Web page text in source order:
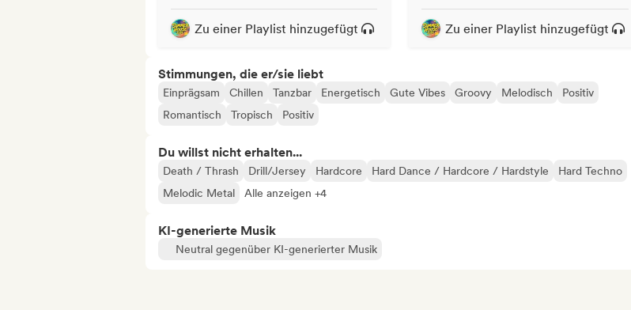
Zu einer Playlist hinzugefügt Zu einer Playlist hinzugefügt
Stimmungen, die er/sie liebt
Einprägsam Chillen Tanzbar Energetisch Gute Vibes Groovy Melodisch
Positiv
Romantisch
Tropisch Positiv
Du willst nicht erhalten...
Death / Thrash Drill/Jersey Hardcore Hard Dance / Hardcore / Hardstyle
Hard Techno
Melodic Metal
Alle anzeigen +4
KI-generierte Musik
Neutral gegenüber KI-generierter Musik